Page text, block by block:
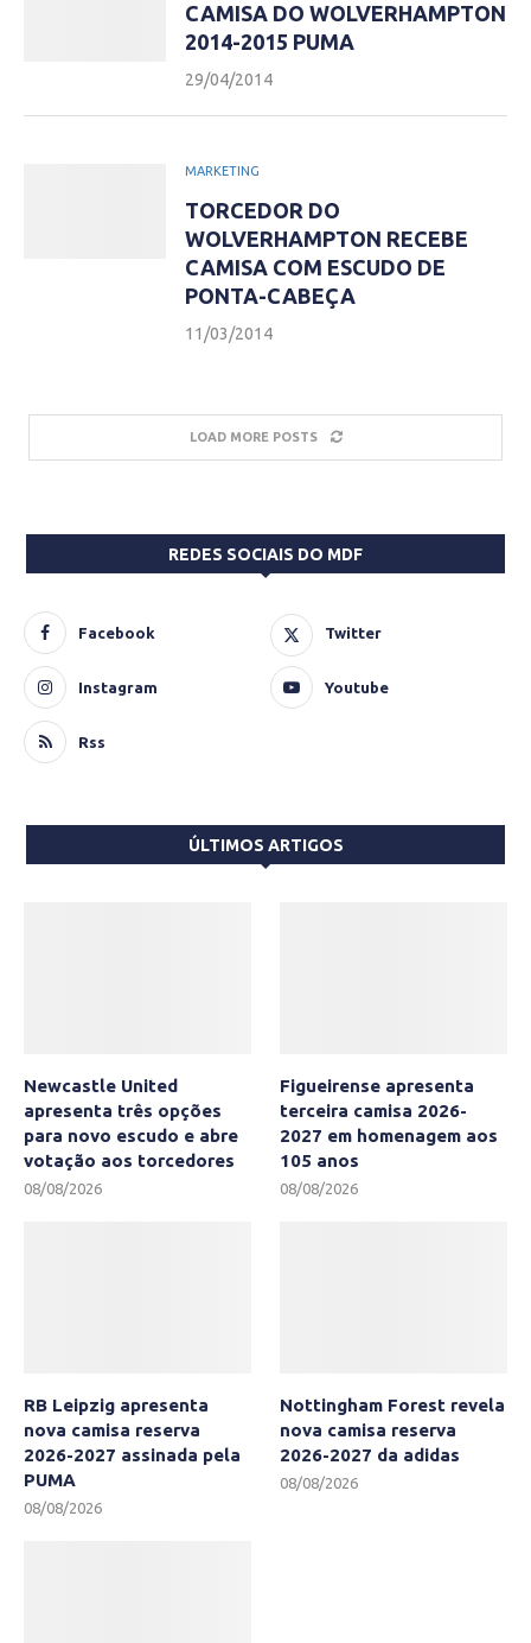
CAMISA DO WOLVERHAMPTON
2014-2015 PUMA
29/04/2014
MARKETING
TORCEDOR DO
WOLVERHAMPTON RECEBE
CAMISA COM ESCUDO DE
PONTA-CABEÇA
11/03/2014
LOAD MORE POSTS
REDES SOCIAIS DO MDF
Facebook Twitter
Instagram Youtube
Rss
ÚLTIMOS ARTIGOS
Newcastle United
apresenta três opções
para novo escudo e abre
votação aos torcedores
08/08/2026
Figueirense apresenta
terceira camisa 2026-
2027 em homenagem aos
105 anos
08/08/2026
RB Leipzig apresenta
nova camisa reserva
2026-2027 assinada pela
PUMA
08/08/2026
Nottingham Forest revela
nova camisa reserva
2026-2027 da adidas
08/08/2026